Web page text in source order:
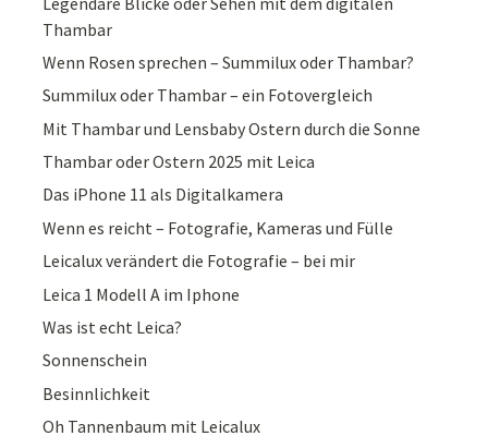
Thambar
Wenn Rosen sprechen – Summilux oder Thambar?
Summilux oder Thambar – ein Fotovergleich
Mit Thambar und Lensbaby Ostern durch die Sonne
Thambar oder Ostern 2025 mit Leica
Das iPhone 11 als Digitalkamera
Wenn es reicht – Fotografie, Kameras und Fülle
Leicalux verändert die Fotografie – bei mir
Leica 1 Modell A im Iphone
Was ist echt Leica?
Sonnenschein
Besinnlichkeit
Oh Tannenbaum mit Leicalux